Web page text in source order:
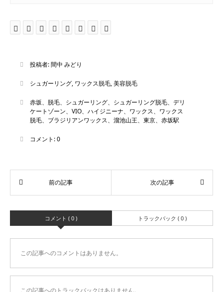
投稿者:間中 みどり
シュガーリング, ワックス脱毛,美容脱毛
赤坂、脱毛、シュガーリング、シュガーリング脱毛、デリ
ケートゾーン、VIO、ハイジニーナ、ワックス、ワックス
脱毛、ブラジリアンワックス、溜池山王、東京、赤坂駅
コメント:0
コメント ( 0 ) トラックバック ( 0 )
この記事へのコメントはありません。
この記事へのトラックバックはありません。